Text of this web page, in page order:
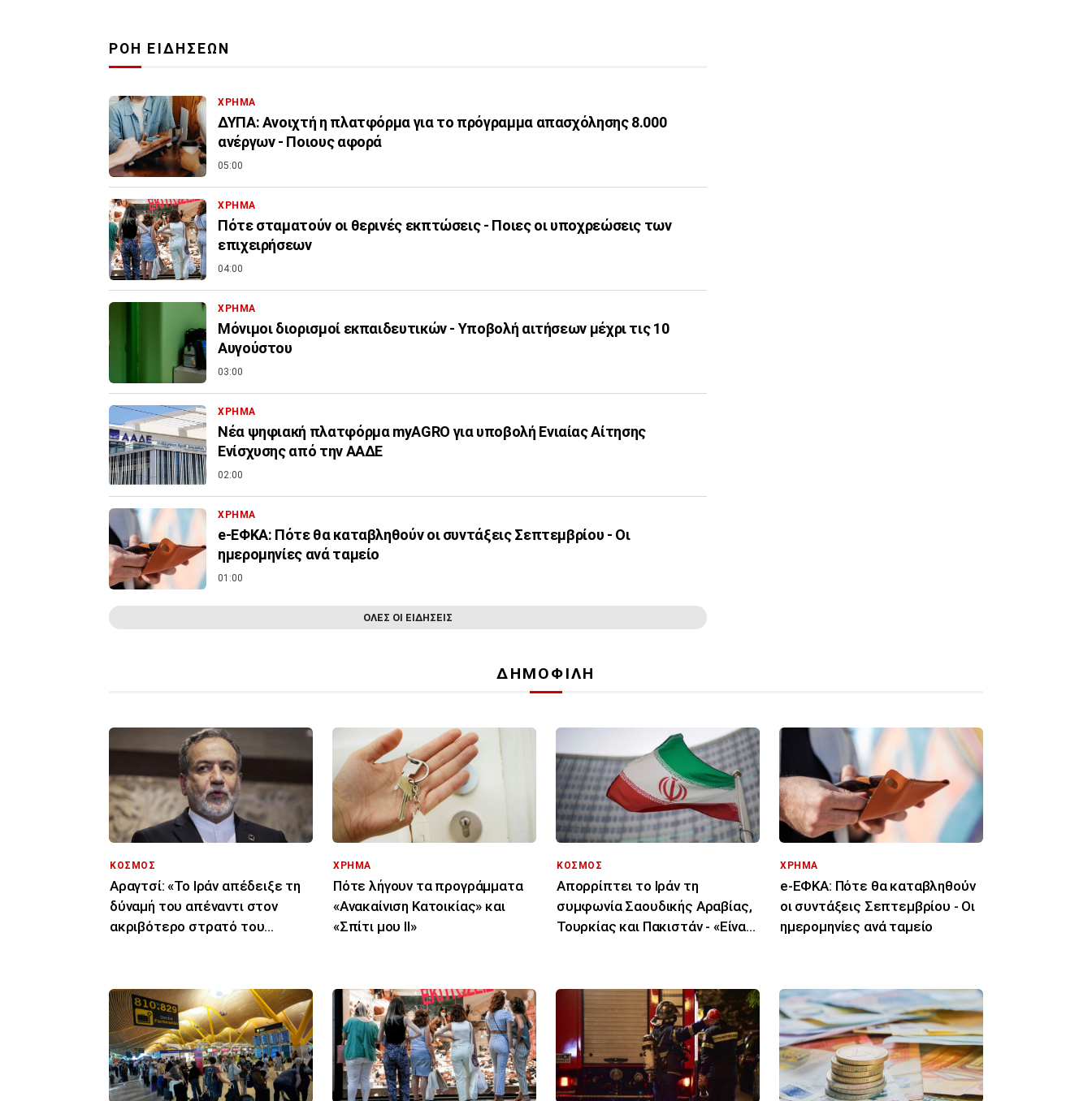
ΡΟΗ ΕΙΔΗΣΕΩΝ
ΧΡΗΜΑ
ΔΥΠΑ: Ανοιχτή η πλατφόρμα για το πρόγραμμα απασχόλησης 8.000
ανέργων - Ποιους αφορά
05:00
ΧΡΗΜΑ
Πότε σταματούν οι θερινές εκπτώσεις - Ποιες οι υποχρεώσεις των
επιχειρήσεων
04:00
ΧΡΗΜΑ
Μόνιμοι διορισμοί εκπαιδευτικών - Υποβολή αιτήσεων μέχρι τις 10
Αυγούστου
03:00
ΧΡΗΜΑ
Νέα ψηφιακή πλατφόρμα myAGRO για υποβολή Ενιαίας Αίτησης
Ενίσχυσης από την ΑΑΔΕ
02:00
ΧΡΗΜΑ
e-ΕΦΚΑ: Πότε θα καταβληθούν οι συντάξεις Σεπτεμβρίου - Οι
ημερομηνίες ανά ταμείο
01:00
ΟΛΕΣ ΟΙ ΕΙΔΗΣΕΙΣ
ΔΗΜΟΦΙΛΗ
ΚΟΣΜΟΣ
Αραγτσί: «Το Ιράν απέδειξε τη
δύναμή του απέναντι στον
ακριβότερο στρατό του
ΧΡΗΜΑ
Πότε λήγουν τα προγράμματα
«Ανακαίνιση Κατοικίας» και
«Σπίτι μου ΙΙ»
ΚΟΣΜΟΣ
Απορρίπτει το Ιράν τη
συμφωνία Σαουδικής Αραβίας,
Τουρκίας και Πακιστάν - «Είναι
ΧΡΗΜΑ
e-ΕΦΚΑ: Πότε θα καταβληθούν
οι συντάξεις Σεπτεμβρίου - Οι
ημερομηνίες ανά ταμείο